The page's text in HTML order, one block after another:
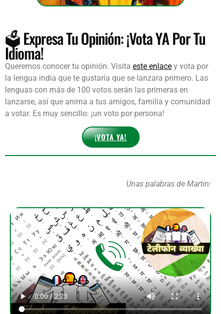
🗳️ Expresa Tu Opinión: ¡Vota YA Por Tu
Idioma!
Queremos conocer tu opinión. Visita este enlace y vota por
la lengua india que te gustaría que se lanzara primero. Las
lenguas con más de 100 votos serán las primeras en
lanzarse, así que anima a tus amigos, familia y comunidad
a votar. Es muy sencillo: ¡un voto por persona!
¡VOTA YA!
Unas palabras de Martin: